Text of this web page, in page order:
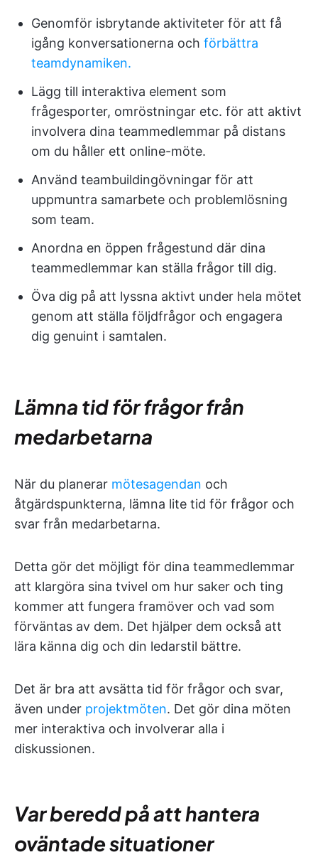
Genomför isbrytande aktiviteter för att få
igång konversationerna och förbättra
teamdynamiken.
Lägg till interaktiva element som
frågesporter, omröstningar etc. för att aktivt
involvera dina teammedlemmar på distans
om du håller ett online-möte.
Använd teambuildingövningar för att
uppmuntra samarbete och problemlösning
som team.
Anordna en öppen frågestund där dina
teammedlemmar kan ställa frågor till dig.
Öva dig på att lyssna aktivt under hela mötet
genom att ställa följdfrågor och engagera
dig genuint i samtalen.
Lämna tid för frågor från
medarbetarna
När du planerar mötesagendan och
åtgärdspunkterna, lämna lite tid för frågor och
svar från medarbetarna.
Detta gör det möjligt för dina teammedlemmar
att klargöra sina tvivel om hur saker och ting
kommer att fungera framöver och vad som
förväntas av dem. Det hjälper dem också att
lära känna dig och din ledarstil bättre.
Det är bra att avsätta tid för frågor och svar,
även under projektmöten. Det gör dina möten
mer interaktiva och involverar alla i
diskussionen.
Var beredd på att hantera
oväntade situationer